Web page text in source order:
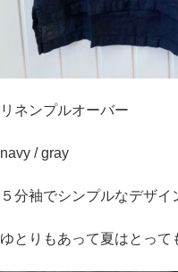
リネンプルオーバー
navy / gray
５分袖でシンプルなデザイ
ゆとりもあって夏はとっ